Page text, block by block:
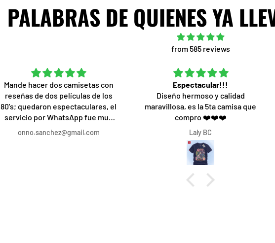
PALABRAS DE QUIENES YA
from 585 reviews
Mande hacer dos camisetas con
reseñas de dos películas de los
80's; quedaron espectaculares, el
servicio por WhatsApp fue muy
profesional, acorde a lo que
solicite, la personalización de una
onno.sanchez@gmail.com
Espectacular!!!
Diseño hermoso y calidad
maravillosa, es la 5ta camisa que
compro ❤️❤️❤️
Laly BC